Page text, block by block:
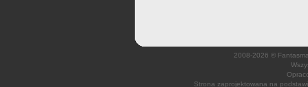
2008-2026 ©
Strona zaprojektowana na